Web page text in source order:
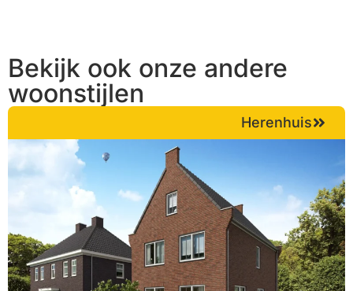
Bekijk ook onze andere
woonstijlen
Herenhuis